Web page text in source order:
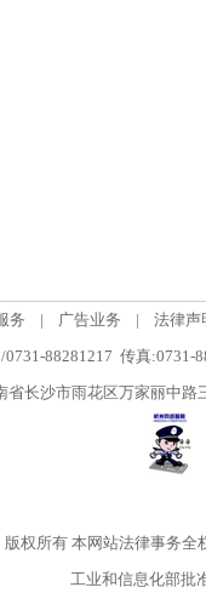
务 | 广告业务 |
法律声
88281217 传真:0731-
省长沙市雨花区万家丽中
版权所有本网站法律事务全
工业和信息化部批